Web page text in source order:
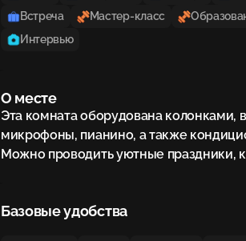
Встреча
Мастер-класс
Интервью
О месте
Эта комната оборудована колонками,
микрофоны, пианино, а также
Можно проводить уютные праздники,
Базовые удобства